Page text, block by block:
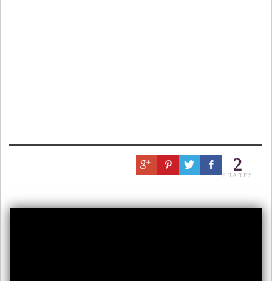
2
SHARES